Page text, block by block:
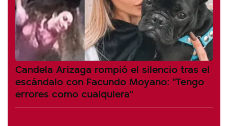
Candela Arizaga rompió el silencio tras el
escándalo con Facundo Moyano: "Tengo
errores como cualquiera"